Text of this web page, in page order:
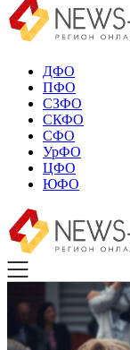
ДФО
ПФО
СЗФО
СКФО
СФО
УрФО
ЦФО
ЮФО